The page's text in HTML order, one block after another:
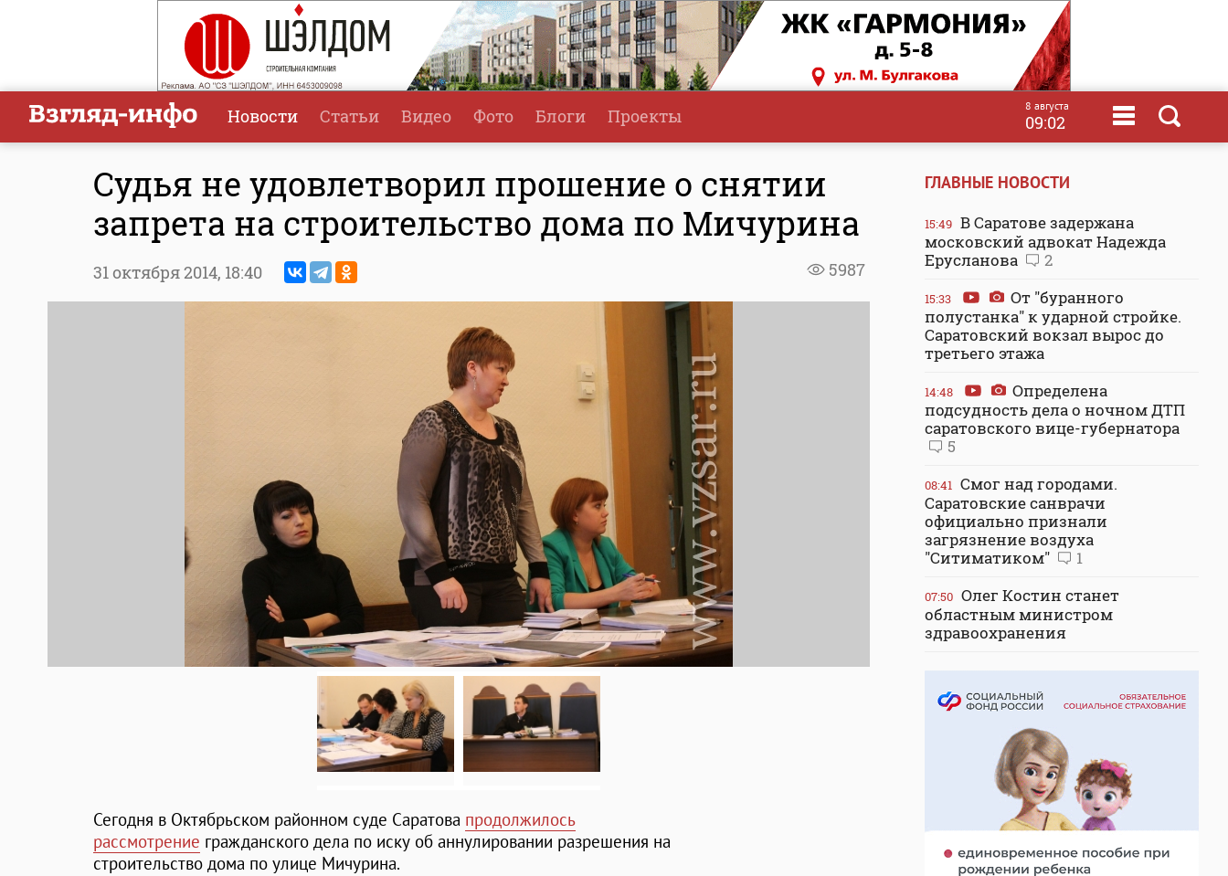
Новости Статьи Видео Фото Блоги Проекты 8 августа
09:02
Судья не удовлетворил прошение о снятии
запрета на строительство дома по Мичурина
5987
31 октября 2014, 18:40
Сегодня в Октябрьском районном суде Саратова продолжилось
рассмотрение гражданского дела по иску об аннулировании разрешения на
строительство дома по улице Мичурина.
ГЛАВНЫЕ НОВОСТИ
15:49 В Саратове задержана
московский адвокат Надежда
Ерусланова
2
15:33
От "буранного
полустанка" к ударной стройке.
Саратовский вокзал вырос до
третьего этажа
14:48
Определена
подсудность дела о ночном ДТП
саратовского вице-губернатора
5
08:41 Смог над городами.
Саратовские санврачи
официально признали
загрязнение воздуха
"Ситиматиком"
1
07:50 Олег Костин станет
областным министром
здравоохранения